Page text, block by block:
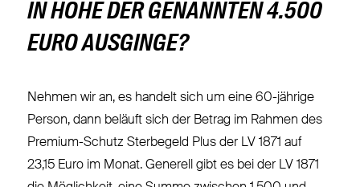
IN HÖHE DER GENANNTEN 4.500
EURO AUSGINGE?
Nehmen wir an, es handelt sich um eine 60-jährige
Person, dann beläuft sich der Betrag im Rahmen des
Premium-Schutz Sterbegeld Plus der LV 1871 auf
23,15 Euro im Monat. Generell gibt es bei der LV 1871